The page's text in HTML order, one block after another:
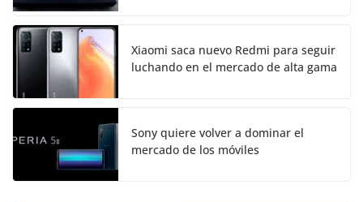
Xiaomi saca nuevo Redmi para seguir
luchando en el mercado de alta gama
Sony quiere volver a dominar el
mercado de los móviles